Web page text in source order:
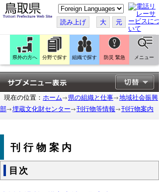
こ
の
ペ
ー
ジ
翻
訳
す
る
読み上げ 大 元
県外の方へ 分野で探す 組織で探す 防災 緊急 メニュー
現在の位置： ホーム 県の組織と仕事
地域社会振興
部
埋蔵文化財センター 刊行物等情報 刊行物案内
刊行物案内
目次